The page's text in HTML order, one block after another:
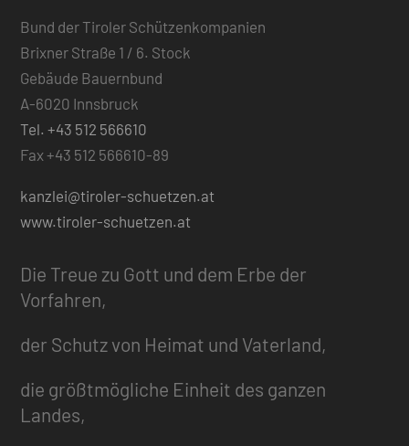
Bund der Tiroler Schützenkompanien
Brixner Straße 1 / 6. Stock
Gebäude Bauernbund
A-6020 Innsbruck
Tel. +43 512 566610
Fax +43 512 566610-89
kanzlei@tiroler-schuetzen.at
www.tiroler-schuetzen.at
Die Treue zu Gott und dem Erbe der
Vorfahren,
der Schutz von Heimat und Vaterland,
die größtmögliche Einheit des ganzen
Landes,